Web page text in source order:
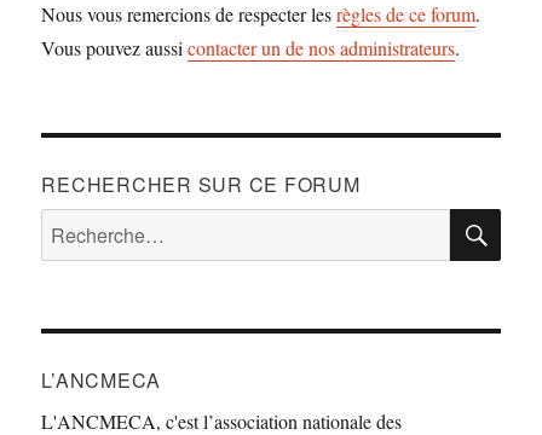
Nous vous remercions de respecter lesrègles de ce forum.
Vous pouvez aussicontacter un de nos administrateurs.
RECHERCHER SUR CE FORUM
Recherche
pour :
L’ANCMECA
L'ANCMECA, c'est l’association nationale des